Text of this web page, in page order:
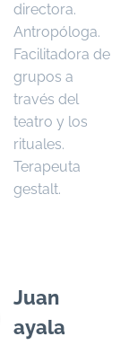
directora.
Antropóloga.
Facilitadora de
grupos a
través del
teatro y los
rituales.
Terapeuta
gestalt.
Juan
ayala